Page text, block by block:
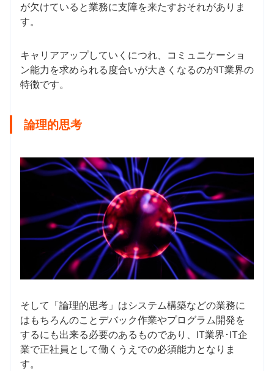
が欠けていると業務に支障を来たすおそれがありま
す。
キャリアアップしていくにつれ、コミュニケーショ
ン能力を求められる度合いが大きくなるのがIT業界の
特徴です。
論理的思考
そして「論理的思考」はシステム構築などの業務に
はもちろんのことデバック作業やプログラム開発を
するにも出来る必要のあるものであり、IT業界･IT企
業で正社員として働くうえでの必須能力となりま
す。